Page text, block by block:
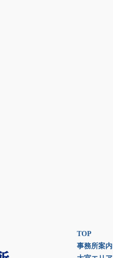
TOP
事務所案内